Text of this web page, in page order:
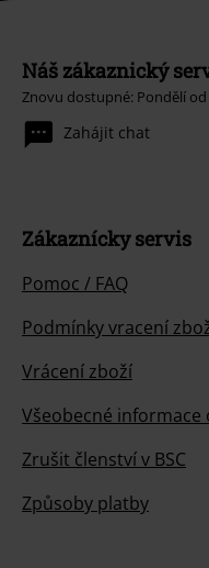
Náš zákaznický
Znovu dostupné: Pondělí od
Zahájit chat
Zákaznícky servis
Pomoc / FAQ
Podmínky vracení
Vrácení zboží
Všeobecné informace
Zrušit členství v BSC
Způsoby platby